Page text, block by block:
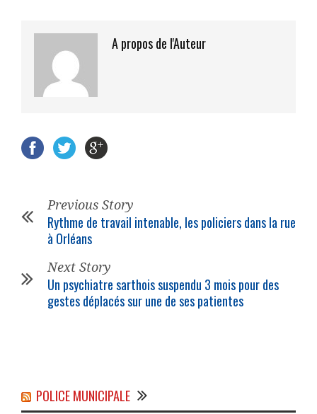
A propos de l'Auteur
Previous Story
Rythme de travail intenable, les policiers dans la rue
à Orléans
Next Story
Un psychiatre sarthois suspendu 3 mois pour des
gestes déplacés sur une de ses patientes
POLICE MUNICIPALE